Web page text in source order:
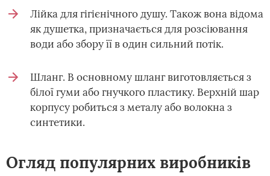
Лійка для гігієнічного душу. Також вона відома
як душетка, призначається для розсіювання
води або збору її в один сильний потік.
Шланг. В основному шланг виготовляється з
білої гуми або гнучкого пластику. Верхній шар
корпусу робиться з металу або волокна з
синтетики.
Огляд популярних виробників